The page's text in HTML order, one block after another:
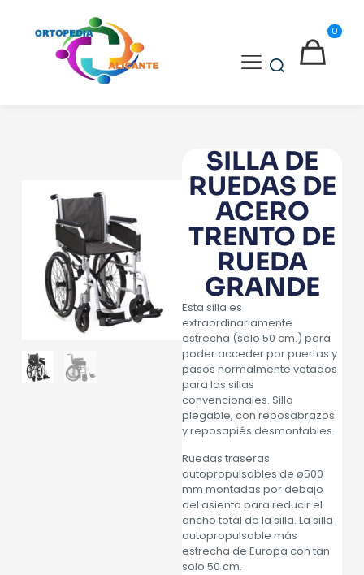
0
SILLA DE
RUEDAS DE
ACERO
TRENTO DE
RUEDA
GRANDE
Esta silla es
extraordinariamente
estrecha (solo 50 cm.) para
poder acceder por puertas y
pasos normalmente vetados
para las sillas
convencionales. Silla
plegable, con reposabrazos
y reposapiés desmontables.
Ruedas traseras
autopropulsables de ø500
mm montadas por debajo
del asiento para reducir el
ancho total de la silla. La silla
autopropulsable más
estrecha de Europa con tan
solo 50 cm.